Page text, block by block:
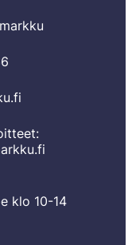
klo 10-14